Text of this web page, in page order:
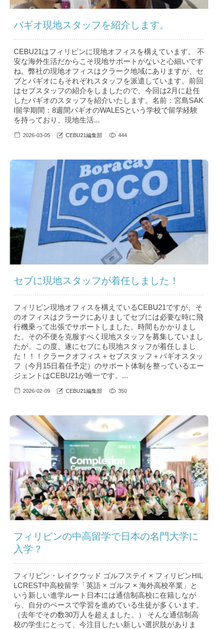
バギオ現地スタッフを紹介します。
CEBU21はフィリピンに現地オフィスを構えています。 不
安な海外生活だからこそ現地サポートがないと心細いです
ね。弊社の現地オフィスはクラーク地域にありますが、セ
ブとバギオにもそれぞれスタッフを派遣しています。前回
はセブスタッフの紹介をしましたので、今回は2月に赴任
したバギオのスタッフを紹介いたします。名前：宮島SAK
I留学期間：8週間バギオのWALESという学校で留学経験
を持っており、現地生活...
2026-03-05 CEBU21編集部 444
セブに現地スタッフが着任しました！
フィリピン現地オフィスを構えているCEBU21ですが、そ
のオフィスはクラークにありましてセブには必要な時に飛
行機乗って出張でサポートしました。時間もかかりまし
た。その不便を克服すべく現地スタッフを募集していまし
たが。この度、遂にセブにも現地スタッフが着任しまし
た！！！クラークオフィス＋セブスタッフ＋バギオスタッ
フ（今月15日着任予定）のサポート体制を整っているエー
ジェントはCEBU21が唯一です。...
2026-02-09 CEBU21編集部 350
フィリピンの中高留学で日本の名門大学に
入学？
フィリピン・レイクウッド ゴルフステイ × フィリピンHIL
LCREST中高校留学「英語 × ゴルフ × 海外高校卒業」と
いう新しい進学ルート日本には通信制高校に在籍しなが
ら、自分のペースで学習を進めている生徒が多くいます。
（去年でその数30万人を超えました。） そんな通信制高
校の学生にとって、今注目したい新しい選択肢がありま